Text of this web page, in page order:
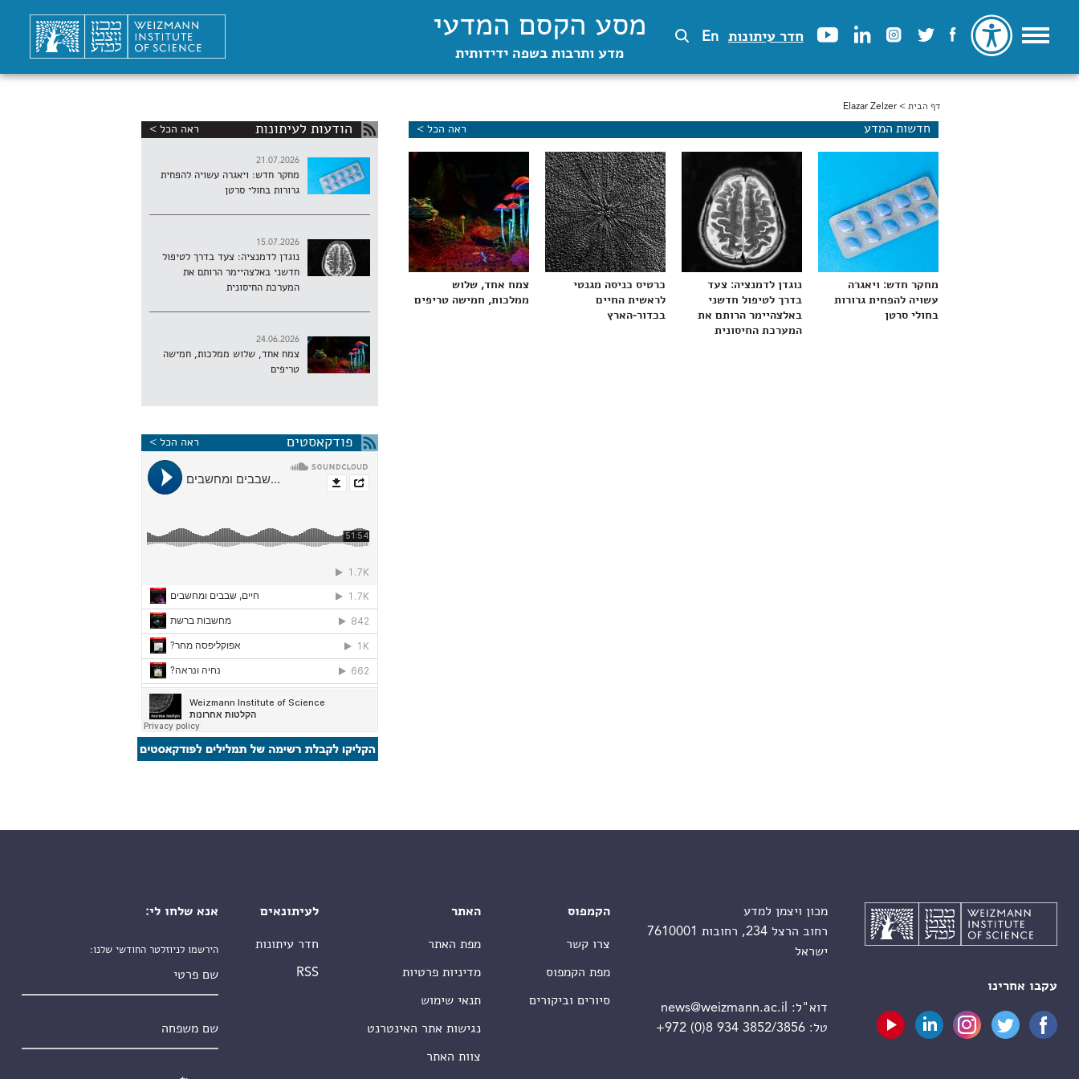
חדר עיתונות En מסע הקסם המדעי
מדע ותרבות בשפה ידידותית
הינך נמצא כאן
דף הבית > Elazar Zelzer
חדשות המדע ראה הכל >
מחקר חדש: ויאגרה
עשויה להפחית גרורות
בחולי סרטן
נוגדן לדמנציה: צעד
בדרך לטיפול חדשני
באלצהיימר הרותם את
המערכת החיסונית
כרטיס כניסה מגנטי
לראשית החיים
בכדור-הארץ
צמח אחד, שלוש
ממלכות, חמישה טריפים
הודעות לעיתונות ראה הכל >
21.07.2026
מחקר חדש: ויאגרה עשויה להפחית
גרורות בחולי סרטן
15.07.2026
נוגדן לדמנציה: צעד בדרך לטיפול
חדשני באלצהיימר הרותם את
המערכת החיסונית
24.06.2026
צמח אחד, שלוש ממלכות, חמישה
טריפים
פודקאסטים ראה הכל >
עקבו אחרינו
מכון ויצמן למדע
רחוב הרצל 234, רחובות 7610001
ישראל
דוא"ל:
news@weizmann.ac.il
טל:+972 (0)8 934 3852/3856
הקמפוס
צרו קשר
מפת הקמפוס
סיורים וביקורים
האתר
מפת האתר
מדיניות פרטיות
תנאי שימוש
נגישות אתר האינטרנט
צוות האתר
לעיתונאים
חדר עיתונות
RSS
אנא שלחו לי:
הירשמו לניוזלטר החודשי שלנו: